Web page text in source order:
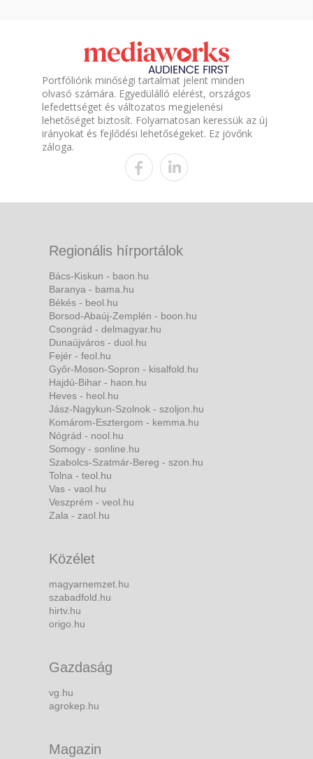
Portfóliónk minőségi tartalmat jelent minden
olvasó számára. Egyedülálló elérést, országos
lefedettséget és változatos megjelenési
lehetőséget biztosít. Folyamatosan keressük az új
irányokat és fejlődési lehetőségeket. Ez jövőnk
záloga.
Regionális hírportálok
Bács-Kiskun - baon.hu
Baranya - bama.hu
Békés - beol.hu
Borsod-Abaúj-Zemplén - boon.hu
Csongrád - delmagyar.hu
Dunaújváros - duol.hu
Fejér - feol.hu
Győr-Moson-Sopron - kisalfold.hu
Hajdú-Bihar - haon.hu
Heves - heol.hu
Jász-Nagykun-Szolnok - szoljon.hu
Komárom-Esztergom - kemma.hu
Nógrád - nool.hu
Somogy - sonline.hu
Szabolcs-Szatmár-Bereg - szon.hu
Tolna - teol.hu
Vas - vaol.hu
Veszprém - veol.hu
Zala - zaol.hu
Közélet
magyarnemzet.hu
szabadfold.hu
hirtv.hu
origo.hu
Gazdaság
vg.hu
agrokep.hu
Magazin